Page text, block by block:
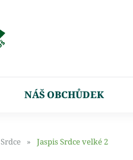
NÁŠ OBCHŮDEK
Srdce Jaspis Srdce velké 2